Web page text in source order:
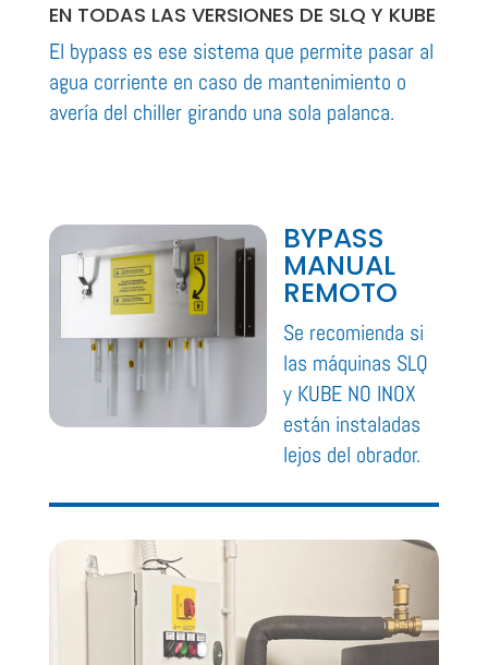
EN TODAS LAS VERSIONES DE SLQ Y KUBE
El bypass es ese sistema que permite pasar al
agua corriente en caso de mantenimiento o
avería del chiller girando una sola palanca.
BYPASS
MANUAL
REMOTO
Se recomienda si
las máquinas SLQ
y KUBE NO INOX
están instaladas
lejos del obrador.